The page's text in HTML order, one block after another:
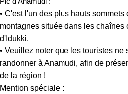
• C'est l'un des plus hauts sommets
montagnes située dans les chaînes
d'Idukki.
• Veuillez noter que les touristes ne
randonner à Anamudi, afin de
de la région !
Mention spéciale :